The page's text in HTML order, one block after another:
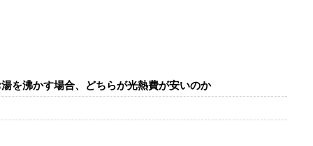
を沸かす場合、どちらが光熱費が安いのか